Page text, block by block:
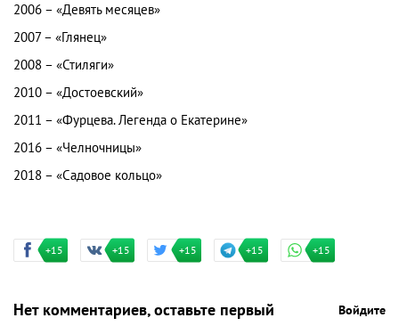
2006 – «Девять месяцев»
2007 – «Глянец»
2008 – «Стиляги»
2010 – «Достоевский»
2011 – «Фурцева. Легенда о Екатерине»
2016 – «Челночницы»
2018 – «Садовое кольцо»
+15 +15 +15 +15 +15
Нет комментариев, оставьте первый Войдите